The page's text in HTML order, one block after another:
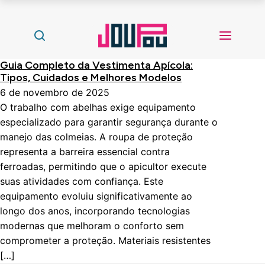
Guia Completo da Vestimenta Apícola:
Tipos, Cuidados e Melhores Modelos
6 de novembro de 2025
O trabalho com abelhas exige equipamento
especializado para garantir segurança durante o
manejo das colmeias. A roupa de proteção
representa a barreira essencial contra
ferroadas, permitindo que o apicultor execute
suas atividades com confiança. Este
equipamento evoluiu significativamente ao
longo dos anos, incorporando tecnologias
modernas que melhoram o conforto sem
comprometer a proteção. Materiais resistentes
[…]